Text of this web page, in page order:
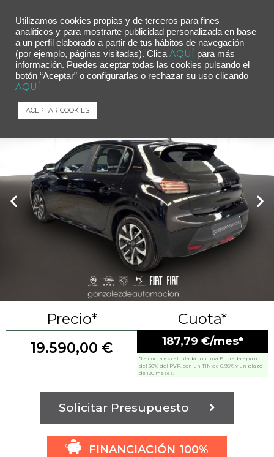
/Comprar tu coche/ Peugeot 208 Style HYBRID 110 eDCS6
Peugeot 208 Style HYBRID 110 eDCS6
Peugeot 208 Style HYBRID 110 eDCS6
Precio*
19.590,00 €
Cuota*
187,79 €/mes*
*La cuota es calculada con una Entrada aprox.
del 30% del PVP, con un TIN de 6.95% y un plazo
de 120 meses.
Solicitar Presupuesto
FINANCIACIÓN 100%
Utilizamos cookies propias y de terceros para fines
analíticos y para mostrarte publicidad personalizada en base
a un perfil elaborado a partir de tus hábitos de navegación
(por ejemplo, páginas visitadas). Clica AQUÍ para más
información. Puedes aceptar todas las cookies pulsando el
botón “Aceptar” o configurarlas o rechazar su uso clicando
AQUÍ
ACEPTAR COOKIES